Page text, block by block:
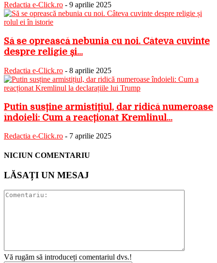
Redactia e-Click.ro - 9 aprilie 2025
Să se oprească nebunia cu noi. Câteva cuvinte
despre religie și...
Redactia e-Click.ro - 8 aprilie 2025
Putin susține armistițiul, dar ridică numeroase
îndoieli: Cum a reacționat Kremlinul...
Redactia e-Click.ro - 7 aprilie 2025
NICIUN COMENTARIU
LĂSAȚI UN MESAJ
Vă rugăm să introduceți comentariul dvs.!